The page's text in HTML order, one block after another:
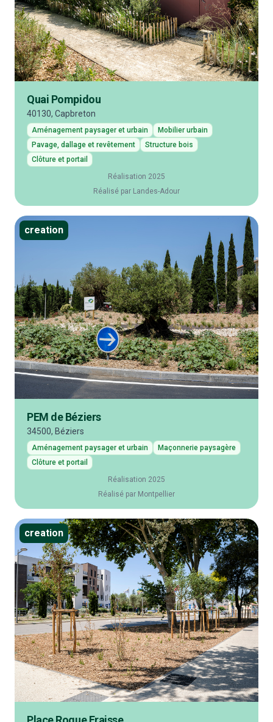
Quai Pompidou
40130, Capbreton
Aménagement paysager et urbain
Mobilier urbain
Pavage, dallage et revêtement
Structure bois
Clôture et portail
Réalisation 2025
Réalisé par Landes-Adour
creation
PEM de Béziers
34500, Béziers
Aménagement paysager et urbain
Maçonnerie paysagère
Clôture et portail
Réalisation 2025
Réalisé par Montpellier
creation